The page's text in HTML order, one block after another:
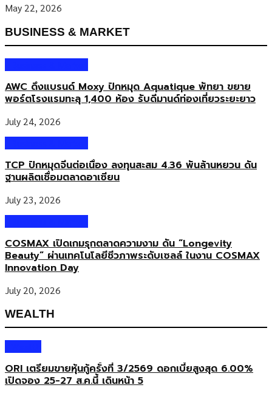
May 22, 2026
BUSINESS & MARKET
AWC ดึงแบรนด์ Moxy ปักหมุด Aquatique พัทยา ขยาย
พอร์ตโรงแรมทะลุ 1,400 ห้อง รับดีมานด์ท่องเที่ยวระยะยาว
July 24, 2026
TCP ปักหมุดจีนต่อเนื่อง ลงทุนสะสม 4.36 พันล้านหยวน ดัน
ฐานผลิตเชื่อมตลาดอาเซียน
July 23, 2026
COSMAX เปิดเกมรุกตลาดความงาม ดัน “Longevity
Beauty” ผ่านเทคโนโลยีชีวภาพระดับเซลล์ ในงาน COSMAX
Innovation Day
July 20, 2026
WEALTH
ORI เตรียมขายหุ้นกู้ครั้งที่ 3/2569 ดอกเบี้ยสูงสุด 6.00%
เปิดจอง 25-27 ส.ค.นี้ เดินหน้า 5